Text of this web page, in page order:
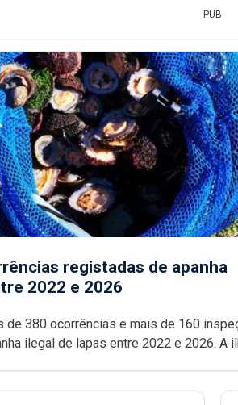
PUB
registadas de apanha
2022 e 2026
e mais de 160 inspeções
de lapas entre 2022 e 2026. A ilha